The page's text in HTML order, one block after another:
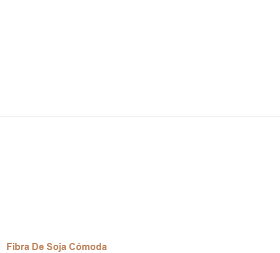
Fibra De Soja Cómoda